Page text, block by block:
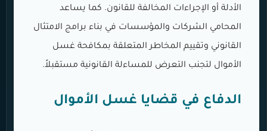
الأدلة أو الإجراءات المخالفة للقانون. كما يساعد
المحامي الشركات والمؤسسات في بناء برامج الامتثال
القانوني وتقييم المخاطر المتعلقة بمكافحة غسل
الأموال لتجنب التعرض للمساءلة القانونية مستقبلاً.
الدفاع في قضايا غسل الأموال